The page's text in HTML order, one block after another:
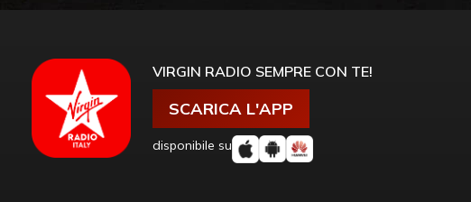
VIRGIN RADIO SEMPRE CON TE!
SCARICA L'APP
disponibile su